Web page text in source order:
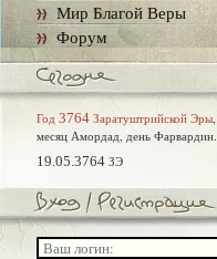
Мир Благой Веры
Форум
Год 3764 Заратуштрийской Эры,
месяц Амордад, день Фарвардин.
19.05.3764 ЗЭ